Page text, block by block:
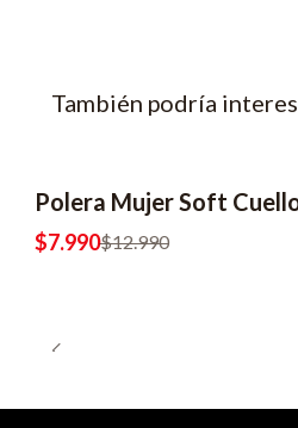
También podría
-38% OFF
Polera Mujer Soft
$7.990$12.990